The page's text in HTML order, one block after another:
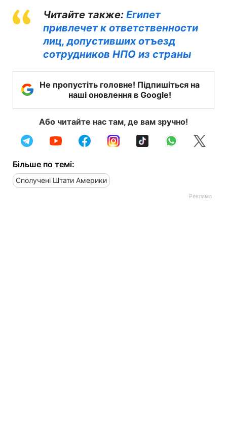
Читайте также: Египет
привлечет к ответственности
лиц, допустивших отъезд
сотрудников НПО из страны
Не пропустіть головне! Підпишіться на
наші оновлення в Google!
Або читайте нас там, де вам зручно!
Більше по темі:
Сполучені Штати Америки